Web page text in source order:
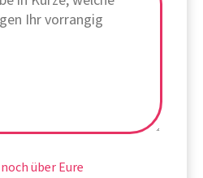
über Eure